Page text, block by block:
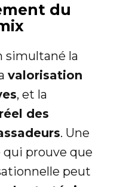
du
simultané la
valorisation
, et la
des
. Une
qui prouve que
peut